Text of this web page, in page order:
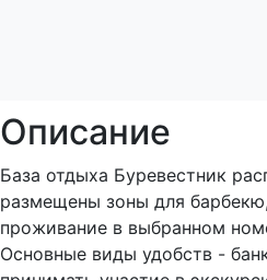
Описание
База отдыха Буревестник
размещены зоны для
проживание в выбранном
Основные виды удобств -